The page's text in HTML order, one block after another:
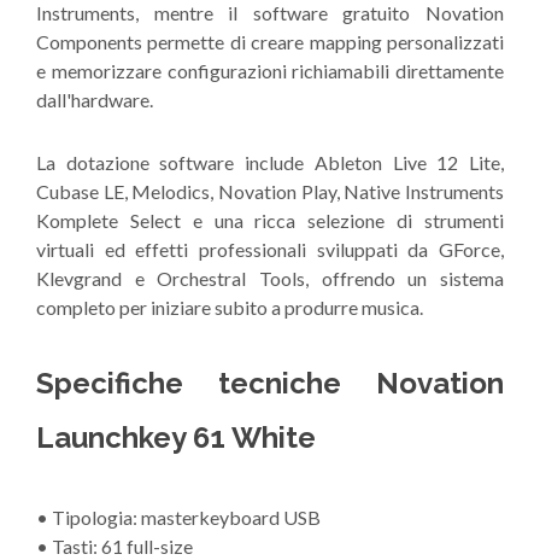
Instruments, mentre il software gratuito Novation
Components permette di creare mapping personalizzati
e memorizzare configurazioni richiamabili direttamente
dall'hardware.
La dotazione software include Ableton Live 12 Lite,
Cubase LE, Melodics, Novation Play, Native Instruments
Komplete Select e una ricca selezione di strumenti
virtuali ed effetti professionali sviluppati da GForce,
Klevgrand e Orchestral Tools, offrendo un sistema
completo per iniziare subito a produrre musica.
Specifiche tecniche Novation
Launchkey 61 White
• Tipologia: masterkeyboard USB
• Tasti: 61 full-size